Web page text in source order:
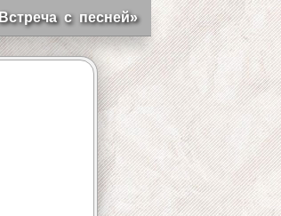
с песней»